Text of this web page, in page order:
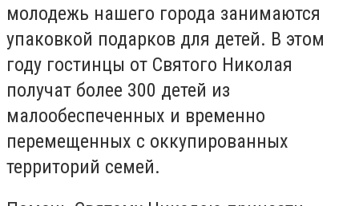
молодежь нашего города занимаются
упаковкой подарков для детей. В этом
году гостинцы от Святого Николая
получат более 300 детей из
малообеспеченных и временно
перемещенных с оккупированных
территорий семей.